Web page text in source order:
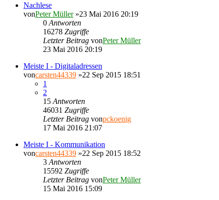
Nachlese
vonPeter Müller»23 Mai 2016 20:19
0 Antworten
16278 Zugriffe
Letzter Beitrag vonPeter Müller
23 Mai 2016 20:19
Meiste I - Digitaladressen
voncarsten44339 »22 Sep 2015 18:51
1
2
15 Antworten
46031 Zugriffe
Letzter Beitrag vonpckoenig
17 Mai 2016 21:07
Meiste I - Kommunikation
voncarsten44339 »22 Sep 2015 18:52
3 Antworten
15592 Zugriffe
Letzter Beitrag vonPeter Müller
15 Mai 2016 15:09